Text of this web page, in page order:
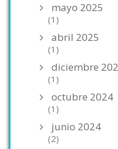
mayo 2025
(1)
abril 2025
(1)
diciembre
(1)
octubre 2024
(1)
junio 2024
(2)